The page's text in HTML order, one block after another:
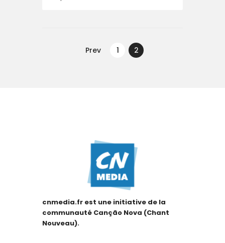
Prev PAGE
1 PAGE
2
cnmedia.fr est une initiative de la
communauté Canção Nova (Chant
Nouveau).